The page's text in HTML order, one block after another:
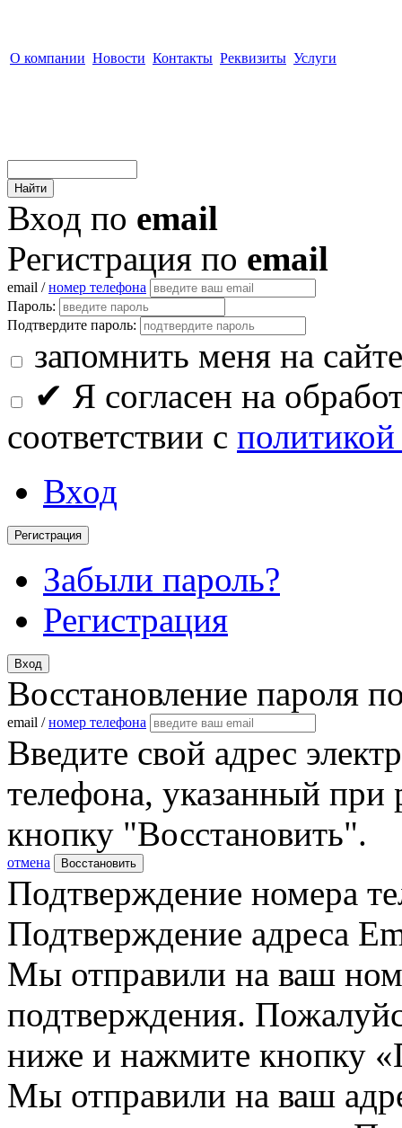
О компании Новости Контакты Реквизиты Услуги
Вход по email
Регистрация по email
email /номер телефона
Пароль:
Подтвердите пароль:
запомнить меня на сайте
✔ Я согласен на
соответствии с
Вход
Регистрация
Забыли пароль?
Регистрация
Вход
Восстановление пароля
email /номер телефона
Введите свой адрес
телефона, указанный при
кнопку "Восстановить".
отмена Восстановить
Подтверждение номера
Подтверждение адреса
Мы отправили на ваш
подтверждения.
ниже и нажмите кнопку
Мы отправили на ваш